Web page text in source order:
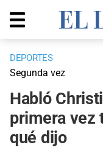
DEPORTES
Segunda vez
Habló
primera vez
qué dijo